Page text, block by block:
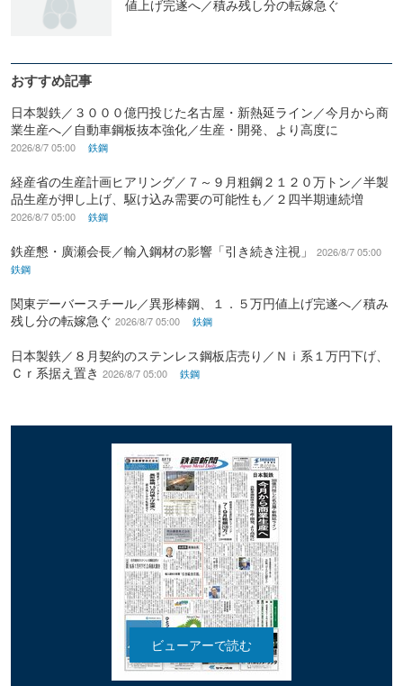
値上げ完遂へ／積み残し分の転嫁急ぐ
おすすめ記事
日本製鉄／３０００億円投じた名古屋・新熱延ライン／今月から商
業生産へ／自動車鋼板抜本強化／生産・開発、より高度に
2026/8/7 05:00 鉄鋼
経産省の生産計画ヒアリング／７～９月粗鋼２１２０万トン／半製
品生産が押し上げ、駆け込み需要の可能性も／２四半期連続増
2026/8/7 05:00 鉄鋼
鉄産懇・廣瀬会長／輸入鋼材の影響「引き続き注視」
2026/8/7 05:00
鉄鋼
関東デーバースチール／異形棒鋼、１．５万円値上げ完遂へ／積み
残し分の転嫁急ぐ 2026/8/7 05:00 鉄鋼
日本製鉄／８月契約のステンレス鋼板店売り／Ｎｉ系１万円下げ、
Ｃｒ系据え置き 2026/8/7 05:00 鉄鋼